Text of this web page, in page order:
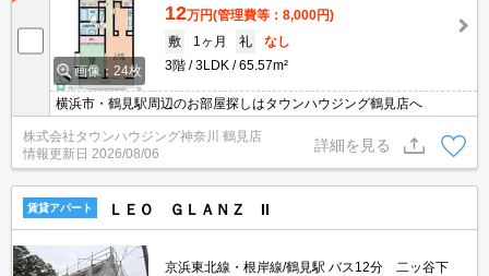
画像：24枚
12万円(管理費等：8,000円)
敷
1ヶ月 礼
なし
3階
3LDK 65.57m²
横浜市・鶴見駅周辺のお部屋探しはタウンハウジング鶴見店へ
株式会社タウンハウジング神奈川 鶴見店
情報更新日 2026/08/06
詳細を見る
賃貸アパート ＬＥＯ ＧＬＡＮＺ II
京浜東北線・根岸線/鶴見駅 バス12分 二ッ谷下